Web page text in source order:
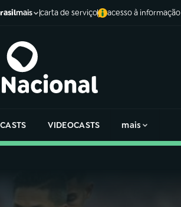
mais carta de serviço acesso à informação
VIDEOCASTS mais